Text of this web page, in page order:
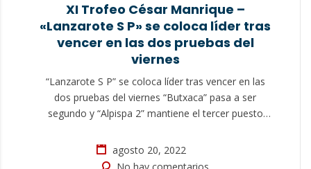
XI Trofeo César Manrique –
«Lanzarote S P» se coloca líder tras
vencer en las dos pruebas del
viernes
“Lanzarote S P” se coloca líder tras vencer en las
dos pruebas del viernes “Butxaca” pasa a ser
segundo y “Alpispa 2” mantiene el tercer puesto
segunda jornada del “XI Trofeo César Manrique –
RCNA – Calero Marinas” que provocaron un cambio
agosto 20, 2022